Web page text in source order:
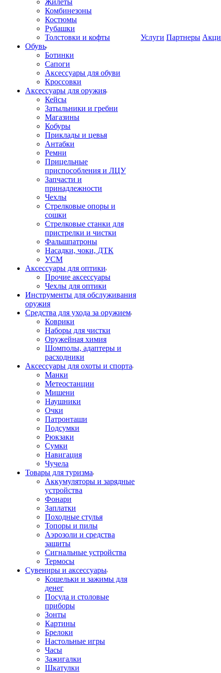
Жилеты
Комбинезоны
Костюмы
Рубашки
Толстовки и кофты
Обувь
Ботинки
Сапоги
Аксессуары для обуви
Кроссовки
Аксессуары для оружия
Кейсы
Затыльники и гребни
Магазины
Кобуры
Приклады и цевья
Антабки
Ремни
Прицельные
приспособления и ЛЦУ
Запчасти и
принадлежности
Чехлы
Стрелковые опоры и
сошки
Стрелковые станки для
пристрелки и чистки
Фальшпатроны
Насадки, чоки, ДТК
УСМ
Аксессуары для оптики
Прочие аксессуары
Чехлы для оптики
Инструменты для обслуживания
оружия
Средства для ухода за оружием
Коврики
Наборы для чистки
Оружейная химия
Шомполы, адаптеры и
расходники
Аксессуары для охоты и спорта
Манки
Метеостанции
Мишени
Наушники
Очки
Патронташи
Подсумки
Рюкзаки
Сумки
Навигация
Чучела
Товары для туризма
Аккумуляторы и зарядные
устройства
Фонари
Заплатки
Походные стулья
Топоры и пилы
Аэрозоли и средства
защиты
Сигнальные устройства
Термосы
Сувениры и аксессуары
Кошельки и зажимы для
денег
Посуда и столовые
приборы
Зонты
Картины
Брелоки
Настольные игры
Часы
Зажигалки
Шкатулки
Услуги Партнеры